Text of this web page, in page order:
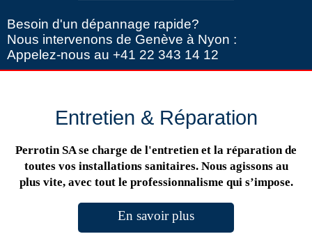
Besoin d'un dépannage rapide?
Nous intervenons de Genève à Nyon :
Appelez-nous au +41 22 343 14 12
Entretien & Réparation
Perrotin SA se charge de l'entretien et la réparation de
toutes vos installations sanitaires. Nous agissons au
plus vite, avec tout le professionnalisme qui s’impose.
En savoir plus